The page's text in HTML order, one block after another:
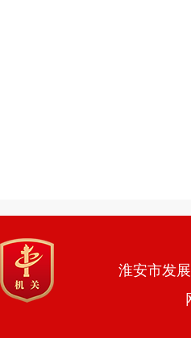
淮安市发